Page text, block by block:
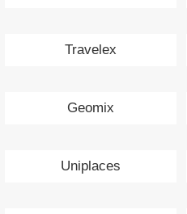
Travelex
Geomix
Uniplaces